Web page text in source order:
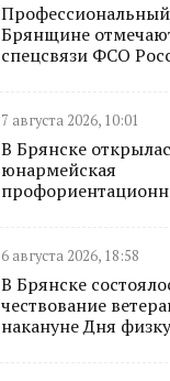
Брянщине
спецсвязи ФСО
7 августа 2026, 10:01
В Брянске
юнармейская
6 августа 2026, 18:58
В Брянске
чествование
накануне Дня